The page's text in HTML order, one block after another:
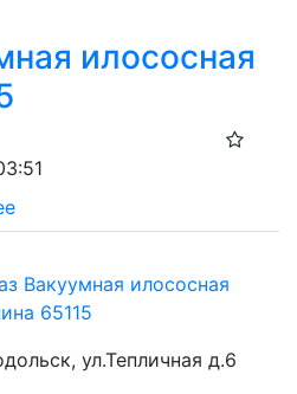
илососная
Вакуумная илососная
65115
ул.Тепличная д.6